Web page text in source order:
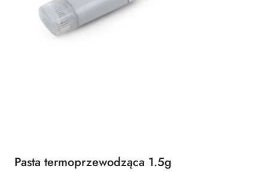
Pasta termoprzewodząca 1.5g